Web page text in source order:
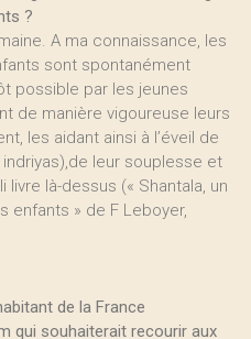
?
A ma connaissance, les
sont spontanément
possible par les jeunes
de manière vigoureuse leurs
les aidant ainsi à l’éveil de
leur souplesse et
là-dessus (« Shantala, un
enfants » de F Leboyer,
de la France
qui souhaiterait recourir aux